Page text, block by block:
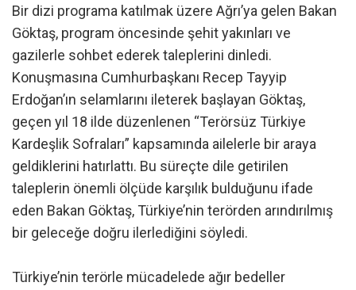
Bir dizi programa katılmak üzere Ağrı’ya gelen Bakan
Göktaş, program öncesinde şehit yakınları ve
gazilerle sohbet ederek taleplerini dinledi.
Konuşmasına Cumhurbaşkanı Recep Tayyip
Erdoğan’ın selamlarını ileterek başlayan Göktaş,
geçen yıl 18 ilde düzenlenen “Terörsüz Türkiye
Kardeşlik Sofraları” kapsamında ailelerle bir araya
geldiklerini hatırlattı. Bu süreçte dile getirilen
taleplerin önemli ölçüde karşılık bulduğunu ifade
eden Bakan Göktaş, Türkiye’nin terörden arındırılmış
bir geleceğe doğru ilerlediğini söyledi.
Türkiye’nin terörle mücadelede ağır bedeller